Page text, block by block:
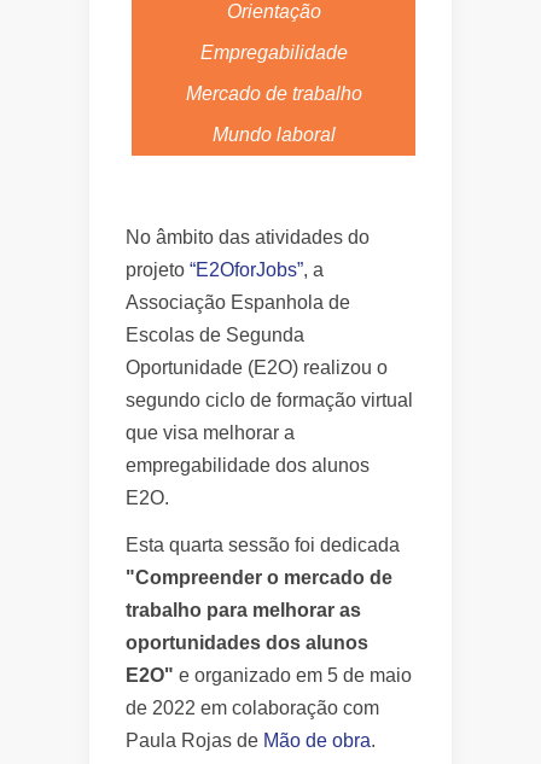
Orientação
Empregabilidade
Mercado de trabalho
Mundo laboral
No âmbito das atividades do
projeto “E2OforJobs”, a
Associação Espanhola de
Escolas de Segunda
Oportunidade (E2O) realizou o
segundo ciclo de formação virtual
que visa melhorar a
empregabilidade dos alunos
E2O.
Esta quarta sessão foi dedicada
"Compreender o mercado de
trabalho para melhorar as
oportunidades dos alunos
E2O" e organizado em 5 de maio
de 2022 em colaboração com
Paula Rojas de Mão de obra.